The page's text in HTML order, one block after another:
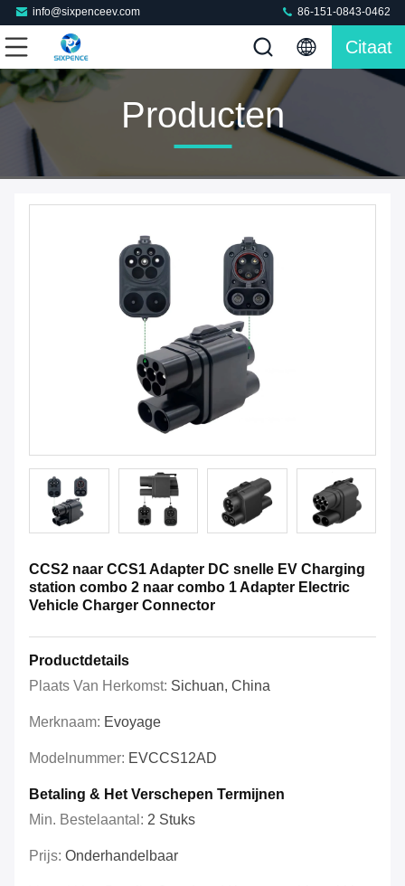
info@sixpenceev.com 86-151-0843-0462
Citaat
Producten
CCS2 naar CCS1 Adapter DC snelle EV Charging
station combo 2 naar combo 1 Adapter Electric
Vehicle Charger Connector
Productdetails
Plaats Van Herkomst: Sichuan, China
Merknaam: Evoyage
Modelnummer: EVCCS12AD
Betaling & Het Verschepen Termijnen
Min. Bestelaantal: 2 Stuks
Prijs: Onderhandelbaar